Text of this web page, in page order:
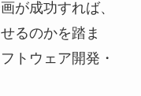
が成功すれば、
るのかを踏ま
トウェア開発・